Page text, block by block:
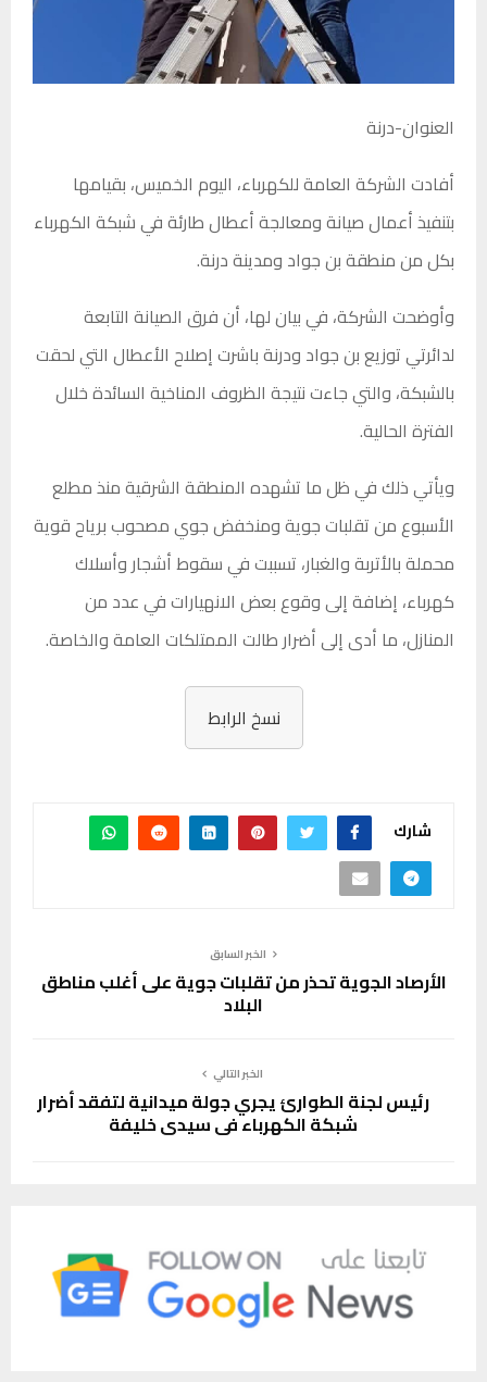
العنوان-درنة
أفادت الشركة العامة للكهرباء، اليوم الخميس، بقيامها
بتنفيذ أعمال صيانة ومعالجة أعطال طارئة في شبكة الكهرباء
بكل من منطقة بن جواد ومدينة درنة.
وأوضحت الشركة، في بيان لها، أن فرق الصيانة التابعة
لدائرتي توزيع بن جواد ودرنة باشرت إصلاح الأعطال التي لحقت
بالشبكة، والتي جاءت نتيجة الظروف المناخية السائدة خلال
الفترة الحالية.
ويأتي ذلك في ظل ما تشهده المنطقة الشرقية منذ مطلع
الأسبوع من تقلبات جوية ومنخفض جوي مصحوب برياح قوية
محملة بالأتربة والغبار، تسببت في سقوط أشجار وأسلاك
كهرباء، إضافة إلى وقوع بعض الانهيارات في عدد من
المنازل، ما أدى إلى أضرار طالت الممتلكات العامة والخاصة.
نسخ الرابط
شارك
الخبر السابق
الأرصاد الجوية تحذر من تقلبات جوية على أغلب مناطق
البلاد
الخبر التالي
رئيس لجنة الطوارئ يجري جولة ميدانية لتفقد أضرار
شبكة الكهرباء في سيدي خليفة